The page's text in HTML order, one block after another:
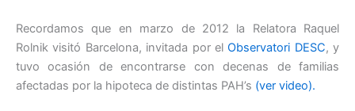
Recordamos que en marzo de 2012 la Relatora Raquel
Rolnik visitó Barcelona, invitada por elObservatori DESC, y
tuvo ocasión de encontrarse con decenas de familias
afectadas por la hipoteca de distintas PAH’s (ver video).